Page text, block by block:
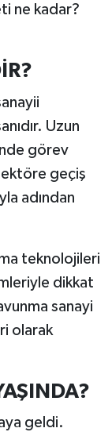
ne kadar?
Uzun
görev
geçiş
adından
teknolojileri
dikkat
sanayi
olarak
geldi.